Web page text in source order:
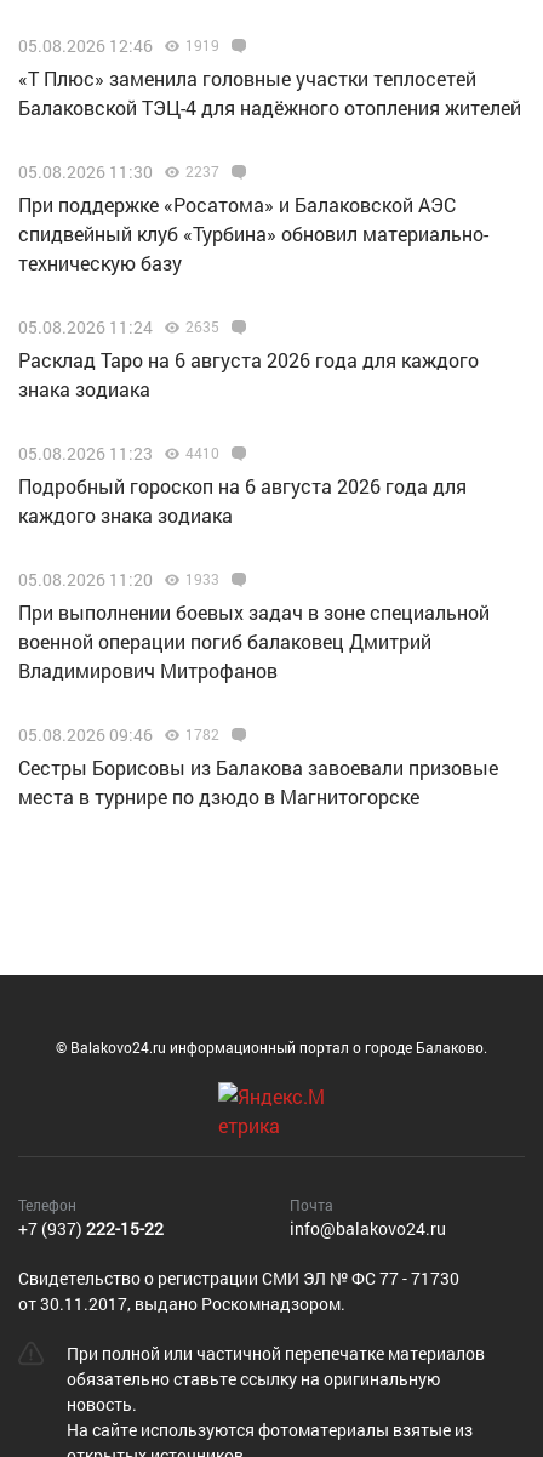
05.08.2026 12:46 1919
«Т Плюс» заменила головные участки теплосетей
Балаковской ТЭЦ-4 для надёжного отопления жителей
05.08.2026 11:30 2237
При поддержке «Росатома» и Балаковской АЭС
спидвейный клуб «Турбина» обновил материально-
техническую базу
05.08.2026 11:24 2635
Расклад Таро на 6 августа 2026 года для каждого
знака зодиака
05.08.2026 11:23 4410
Подробный гороскоп на 6 августа 2026 года для
каждого знака зодиака
05.08.2026 11:20 1933
При выполнении боевых задач в зоне специальной
военной операции погиб балаковец Дмитрий
Владимирович Митрофанов
05.08.2026 09:46 1782
Сестры Борисовы из Балакова завоевали призовые
места в турнире по дзюдо в Магнитогорске
© Balakovo24.ru информационный портал о городе Балаково.
Телефон
+7 (937) 222-15-22
Почта
info@balakovo24.ru
Cвидетельство о регистрации СМИ ЭЛ № ФС 77 - 71730
от 30.11.2017, выдано Роскомнадзором.
При полной или частичной перепечатке материалов
обязательно ставьте ссылку на оригинальную
новость.
На сайте используются фотоматериалы взятые из